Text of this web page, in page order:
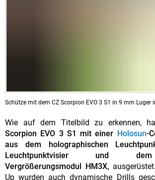
Schütze mit dem CZ Scorpion EVO 3 S1 in 9 mm Luger
Wie auf dem Titelbild zu erkennen,
Scorpion EVO 3 S1 mit einer Holosun-
aus dem holographischen
Leuchtpunktvisier und
Vergrößerungsmodul HM3X,
Up wurden auch dynamische Drills